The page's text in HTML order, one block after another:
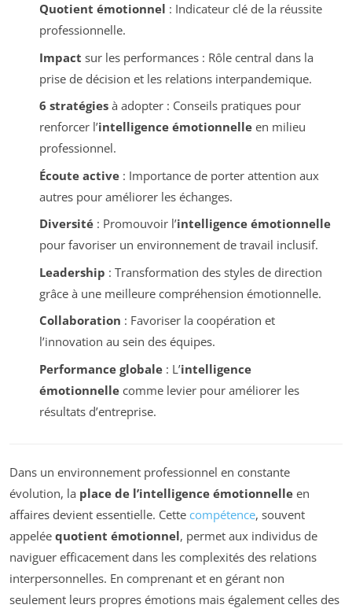
Quotient émotionnel : Indicateur clé de la réussite
professionnelle.
Impact sur les performances : Rôle central dans la
prise de décision et les relations interpandemique.
6 stratégiesà adopter : Conseils pratiques pour
renforcer l’intelligence émotionnelleen milieu
professionnel.
Écoute active: Importance de porter attention aux
autres pour améliorer les échanges.
Diversité: Promouvoir l’intelligence émotionnelle
pour favoriser un environnement de travail inclusif.
Leadership : Transformation des styles de direction
grâce à une meilleure compréhension émotionnelle.
Collaboration : Favoriser la coopération et
l’innovation au sein des équipes.
Performance globale: L’intelligence
émotionnellecomme levier pour améliorer les
résultats d’entreprise.
Dans un environnement professionnel en constante
évolution, la place de l’intelligence émotionnelle en
affaires devient essentielle. Cette compétence, souvent
appelée quotient émotionnel, permet aux individus de
naviguer efficacement dans les complexités des relations
interpersonnelles. En comprenant et en gérant non
seulement leurs propres émotions mais également celles des